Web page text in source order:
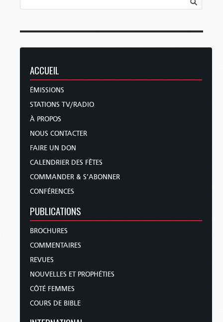
ACCUEIL
ÉMISSIONS
STATIONS TV/RADIO
À PROPOS
NOUS CONTACTER
FAIRE UN DON
CALENDRIER DES FÊTES
COMMANDER & S’ABONNER
CONFÉRENCES
PUBLICATIONS
BROCHURES
COMMENTAIRES
REVUES
NOUVELLES ET PROPHÉTIES
CÔTÉ FEMMES
COURS DE BIBLE